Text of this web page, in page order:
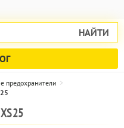
НАЙТИ
предохранители